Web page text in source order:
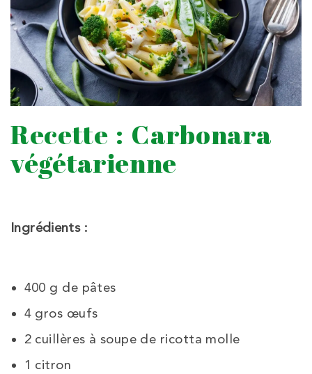
Recette : Carbonara
végétarienne
Ingrédients :
400 g de pâtes
4 gros œufs
2 cuillères à soupe de ricotta molle
1 citron